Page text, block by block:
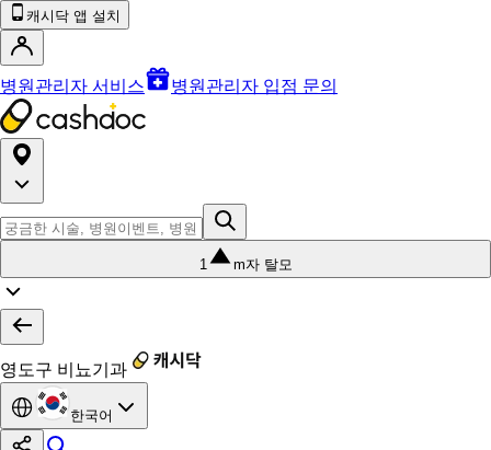
캐시닥 앱 설치
병원관리자 서비스 병원관리자 입점 문의
1 m자 탈모
영도구 비뇨기과
한국어